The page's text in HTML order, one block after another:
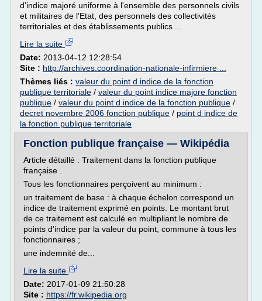
d'indice majoré uniforme à l'ensemble des personnels civils
et militaires de l'Etat, des personnels des collectivités
territoriales et des établissements publics ...
Lire la suite
Date: 2013-04-12 12:28:54
Site : http://archives.coordination-nationale-infirmiere ...
Thèmes liés : valeur du point d indice de la fonction
publique territoriale / valeur du point indice majore fonction
publique / valeur du point d indice de la fonction publique /
decret novembre 2006 fonction publique / point d indice de
la fonction publique territoriale
Fonction publique française — Wikipédia
Article détaillé : Traitement dans la fonction publique
française .
Tous les fonctionnaires perçoivent au minimum :
un traitement de base : à chaque échelon correspond un
indice de traitement exprimé en points. Le montant brut
de ce traitement est calculé en multipliant le nombre de
points d'indice par la valeur du point, commune à tous les
fonctionnaires ;
une indemnité de...
Lire la suite
Date: 2017-01-09 21:50:28
Site : https://fr.wikipedia.org